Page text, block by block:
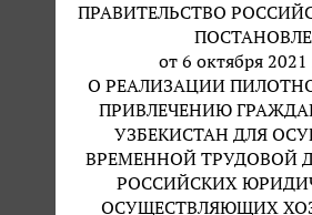
ПРАВИТЕЛЬСТВО
от 6 октября 2021
О РЕАЛИЗАЦИИ
ПРИВЛЕЧЕНИЮ
УЗБЕКИСТАН ДЛЯ
ВРЕМЕННОЙ ТРУДОВОЙ
РОССИЙСКИХ
ОСУЩЕСТВЛЯЮЩИХ